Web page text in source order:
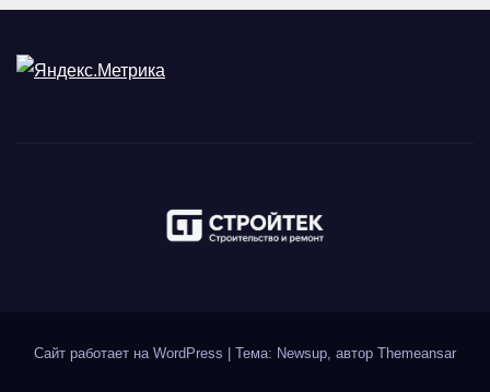
Сайт работает на WordPress Тема: Newsup, автор Themeansar